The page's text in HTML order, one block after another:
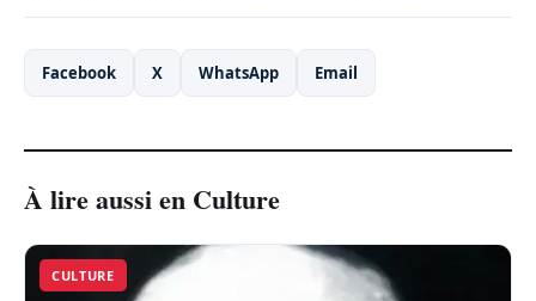
Facebook X WhatsApp Email
À lire aussi en Culture
CULTURE